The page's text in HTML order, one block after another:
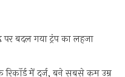
पर बदल गया ट्रंप का लहजा
में दर्ज, बने सबसे कम उम्र